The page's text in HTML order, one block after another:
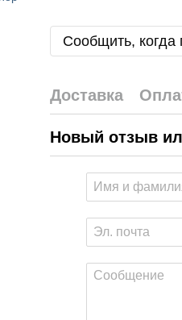
Сообщить, когда
Доставка
Новый отзыв